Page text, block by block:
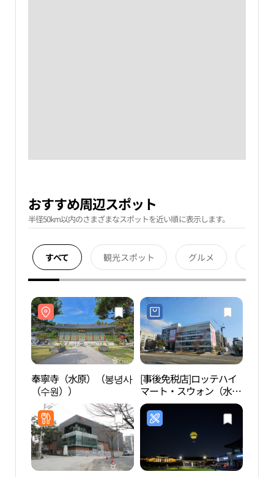
おすすめ周辺スポット
半径50km以内のさまざまなスポットを近い順に表示します。
すべて 観光スポット グルメ
奉寧寺（水原）（봉녕사
（수원））
[事後免税店]ロッテハイ
マート・スウォン（水
原）店(롯데하이마트 수
원점)